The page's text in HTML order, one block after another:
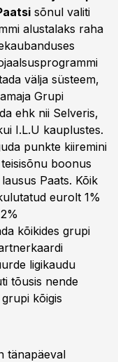
sõnul valiti
alustalaks raha
välja süsteem,
Grupi
ehk nii Selveris,
I.L.U kauplustes.
punkte kiiremini
boonus
Paats. Kõik
eurolt 1%
kõikides grupi
ligikaudu
tõusis nende
kõigis
tänapäeval